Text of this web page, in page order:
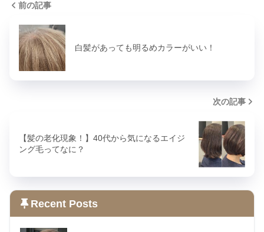
前の記事
白髪があっても明るめカラーがいい！
次の記事
【髪の老化現象！】40代から気になるエイジ
ング毛ってなに？
Recent Posts